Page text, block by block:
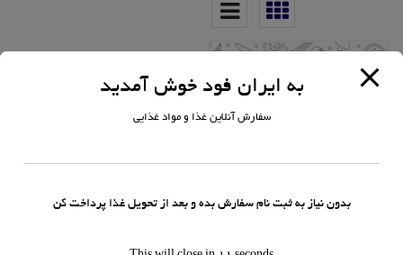
به ایران فود خوش آمدید
سفارش آنلاین غذا و مواد غذایی
بدون نیاز به ثبت نام سفارش بده و بعد از تحویل غذا پرداخت کن